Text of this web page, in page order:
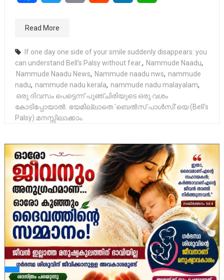
Read More
If one day one side of your smile suddenly disappears: you
can understand Bell's Palsy without fear., Nammude Naadu,
Nammude Naadu News, Nammude naadu nws, nammude
nadu, nammude nadu kerala, nammude nadu malayalam,
ഒരു ദിവസം പെട്ടെന്ന് പുഞ്ചിരിയുടെ ഒരു വശം
കോടിപ്പോയാൽ: ഭയമില്ലാതെ 'ബെൽസ് പാൾസി'യെ (Bell's
Palsy) മനസ്സിലാക്കാം.